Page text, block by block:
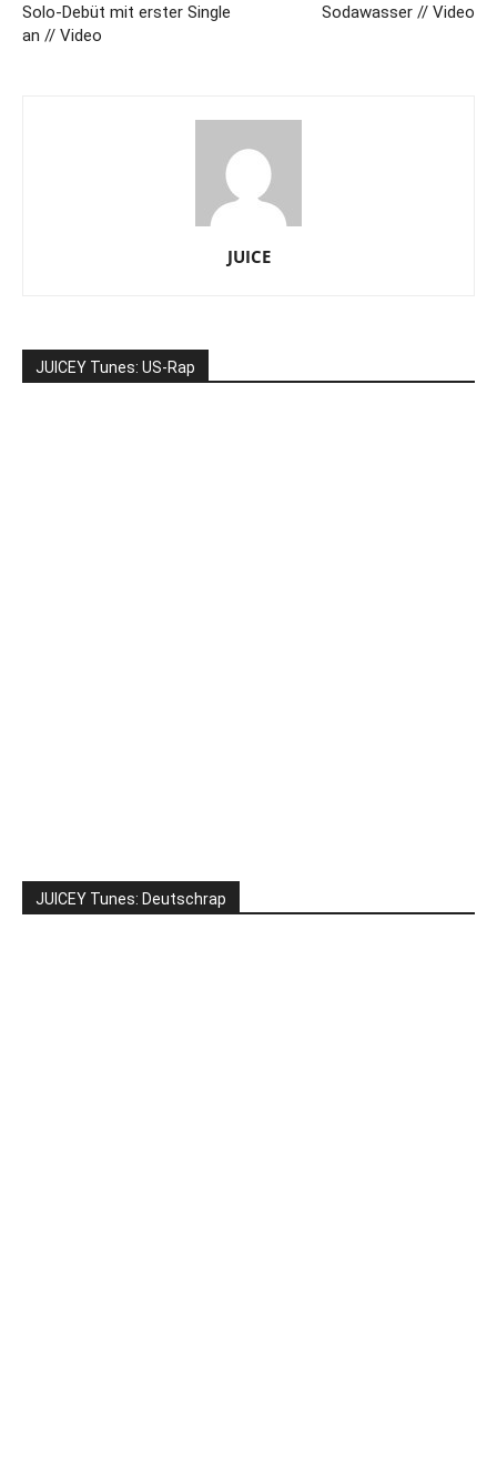
Solo-Debüt mit erster Single
an // Video
Sodawasser // Video
JUICE
JUICEY Tunes: US-Rap
JUICEY Tunes: Deutschrap